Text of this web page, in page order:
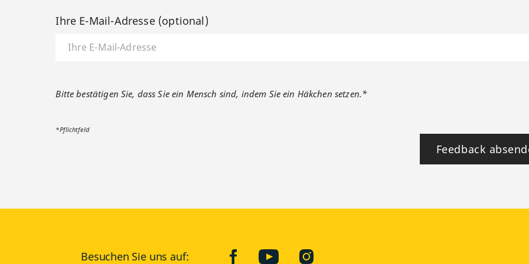
Ihre E-Mail-Adresse (optional)
Bitte bestätigen Sie, dass Sie ein Mensch sind, indem Sie ein Häkchen setzen.*
*Pflichtfeld
Feedback
Besuchen Sie uns auf: facebookYouTubeInstagram